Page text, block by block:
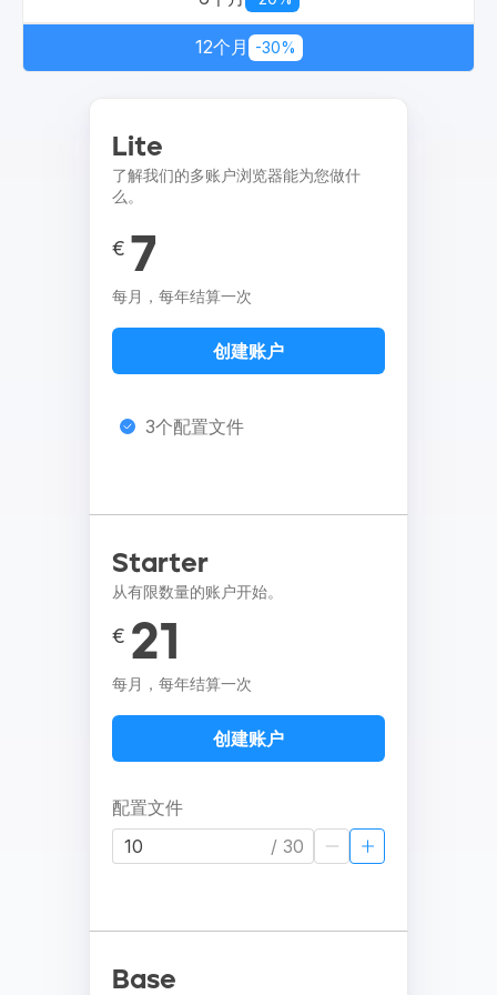
12个月 -30%
Lite
了解我们的多账户浏览器能为您做什
么。
€ 7
每月，每年结算一次
创建账户
3个配置文件
Starter
从有限数量的账户开始。
€ 21
每月，每年结算一次
创建账户
配置文件
/ 30
Base